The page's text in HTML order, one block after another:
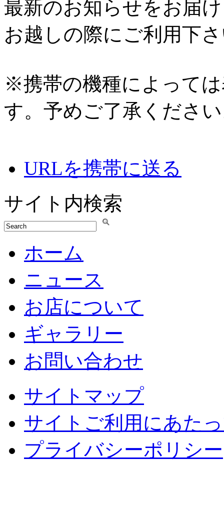
最新のお知らせをお届
お越しの際にご利用下
※携帯の機種によって
す。予めご了承くださ
URLを携帯に送る
サイト内検索
ホーム
ニュース
お店について
ギャラリー
お問い合わせ
サイトマップ
サイトご利用にあた
プライバシーポリシー